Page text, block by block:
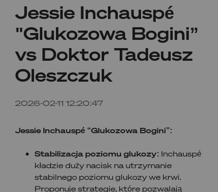
Jessie Inchauspé
"Glukozowa Bogini”
vs Doktor Tadeusz
Oleszczuk
2026-02-11 12:20:47
Jessie Inchauspé “Glukozowa Bogini”:
Stabilizacja poziomu glukozy: Inchauspé
kładzie duży nacisk na utrzymanie
stabilnego poziomu glukozy we krwi.
Proponuje strategie, które pozwalają